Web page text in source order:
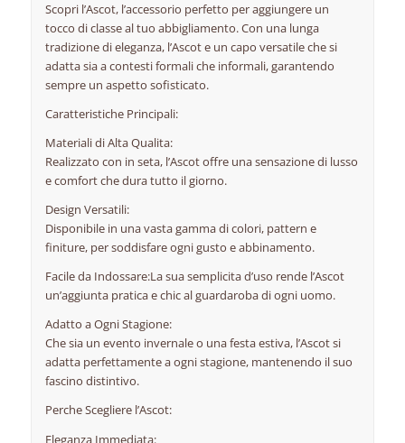
Scopri l’Ascot, l’accessorio perfetto per aggiungere un
tocco di classe al tuo abbigliamento. Con una lunga
tradizione di eleganza, l’Ascot e un capo versatile che si
adatta sia a contesti formali che informali, garantendo
sempre un aspetto sofisticato.
Caratteristiche Principali:
Materiali di Alta Qualita:
Realizzato con in seta, l’Ascot offre una sensazione di lusso
e comfort che dura tutto il giorno.
Design Versatili:
Disponibile in una vasta gamma di colori, pattern e
finiture, per soddisfare ogni gusto e abbinamento.
Facile da Indossare:La sua semplicita d’uso rende l’Ascot
un’aggiunta pratica e chic al guardaroba di ogni uomo.
Adatto a Ogni Stagione:
Che sia un evento invernale o una festa estiva, l’Ascot si
adatta perfettamente a ogni stagione, mantenendo il suo
fascino distintivo.
Perche Scegliere l’Ascot:
Eleganza Immediata: